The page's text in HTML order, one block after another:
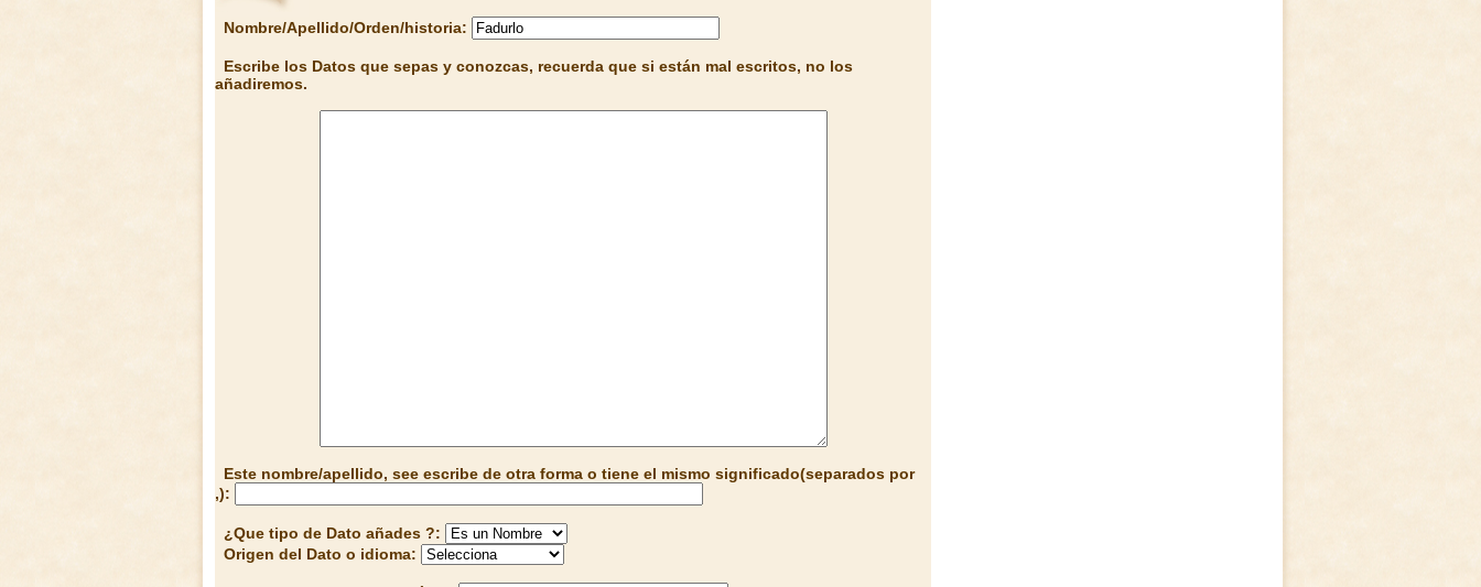
Nombre/Apellido/Orden/historia:
Escribe los Datos que sepas y conozcas, recuerda que si están mal escritos, no los
añadiremos.
Este nombre/apellido, see escribe de otra forma o tiene el mismo significado(separados por
,):
¿Que tipo de Dato añades ?:
Origen del Dato o idioma: